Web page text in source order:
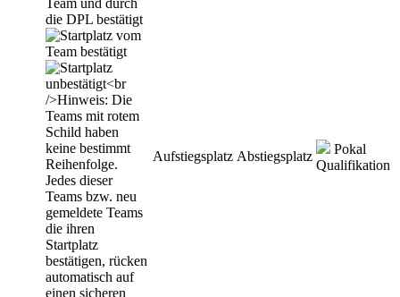
Aufstiegsplatz Abstiegsplatz
Pokal
Qualifikation